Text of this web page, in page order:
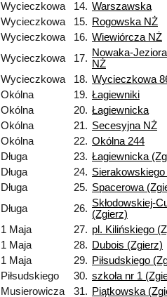
Wycieczkowa
14. Warszawska
Wycieczkowa
15. Rogowska NŻ
Wycieczkowa
16. Wiewiórcza NŻ
Wycieczkowa
17. Nowaka-
NŻ
Wycieczkowa 18. Wycieczkowa
Okólna
19. Łagiewniki
Okólna
20. Łagiewnicka
Okólna
21. Secesyjna NŻ
Okólna
22. Okólna 244
Długa
23. Łagiewnicka
Długa
24.
Długa
25. Spacerowa
Długa
26. Skłodowskiej-
(Zgierz)
1 Maja
27. pl. Kilińskiego
1 Maja
28. Dubois (Zgierz)
1 Maja
29. Piłsudskiego
Piłsudskiego
30. szkoła nr 1
Musierowicza
31. Piątkowska